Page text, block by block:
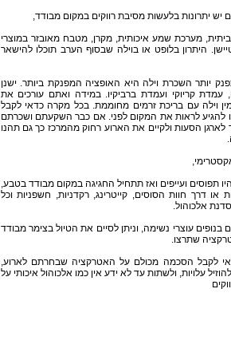
יש יתרונות בלעשות מסיבת רווקים במקום מבודד,
מערכת שמע איכותית, מקרן, מטבח מאובזר במוצרי
היתרון בלופט או בוילה שבסוף הערב תוכלו להישאר
יותר השכרת וילה היא האופציה המפנקת ביותר. ישנן
עמדת קריוקי ועמדת ברביקיו. במידה ואתם עורכים את
וילה עם בריכת זרמים מחוממת. בכל מקרה כדאי לקבל
להגיע לראות את המקום לפני. אם כבר השקעתם ושכרתם
הסעות ולקיים את הארוע רחוק מהמרכז כך גם תהנו
תפוסים ועייפים ואז תתחיל החגיגה במקום מבודד בטבע,
דרך חוות הסוסים, קייטרינג, רקדניות, חשפניות וכל
אלכוהול.
בנופים עוצרי נשימה, וניתן לסיים את הטיול בצימר מבודד
שתרצו.
לקבל הסכמה מכולם על האטרקציה שבחרתם לארוע,
עלויות, ולשתות עד לא ידע אין כמו אלכוהול איכותי על